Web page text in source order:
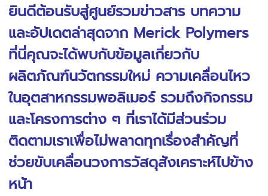
ยินดีต้อนรับสู่ศูนย์รวมข่าวสาร บทความ
และอัปเดตล่าสุดจาก Merick Polymers
ที่นี่คุณจะได้พบกับข้อมูลเกี่ยวกับ
ผลิตภัณฑ์นวัตกรรมใหม่ ความเคลื่อนไหว
ในอุตสาหกรรมพอลิเมอร์ รวมถึงกิจกรรม
และโครงการต่าง ๆ ที่เราได้มีส่วนร่วม
ติดตามเราเพื่อไม่พลาดทุกเรื่องสำคัญที่
ช่วยขับเคลื่อนวงการวัสดุสังเคราะห์ไปข้าง
หน้า